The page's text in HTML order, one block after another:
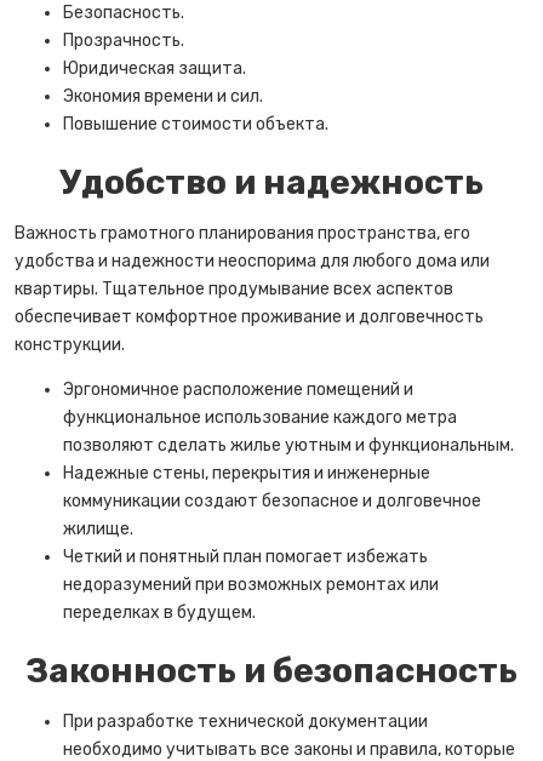
Безопасность.
Прозрачность.
Юридическая защита.
Экономия времени и сил.
Повышение стоимости объекта.
Удобство и надежность
Важность грамотного планирования пространства, его
удобства и надежности неоспорима для любого дома или
квартиры. Тщательное продумывание всех аспектов
обеспечивает комфортное проживание и долговечность
конструкции.
Эргономичное расположение помещений и
функциональное использование каждого метра
позволяют сделать жилье уютным и функциональным.
Надежные стены, перекрытия и инженерные
коммуникации создают безопасное и долговечное
жилище.
Четкий и понятный план помогает избежать
недоразумений при возможных ремонтах или
переделках в будущем.
Законность и безопасность
При разработке технической документации
необходимо учитывать все законы и правила, которые